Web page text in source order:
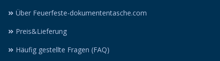
Über Feuerfeste-dokumententasche.com
Preis&Lieferung
Häufig gestellte Fragen (FAQ)